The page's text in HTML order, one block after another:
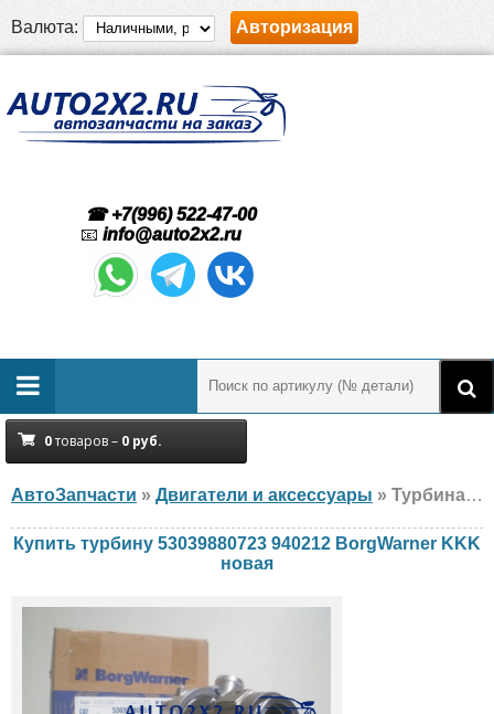
Валюта: Авторизация
☎ +7(996) 522-47-00
📧 info@auto2x2.ru
0товаров – 0 руб.
АвтоЗапчасти » Двигатели и аксессуары » Турбина BorgWarner KKK 53039880723 940212 DEUTZ, MANITOU, новая
Купить турбину 53039880723 940212 BorgWarner KKK
новая